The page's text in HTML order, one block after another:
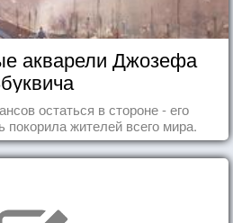
акварели Джозефа
остаться в стороне - его
покорила жителей всего мира.